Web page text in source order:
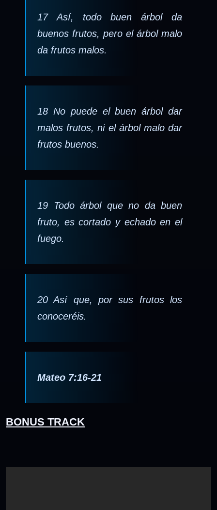
17 Así, todo buen árbol da
buenos frutos, pero el árbol malo
da frutos malos.
18 No puede el buen árbol dar
malos frutos, ni el árbol malo dar
frutos buenos.
19 Todo árbol que no da buen
fruto, es cortado y echado en el
fuego.
20 Así que, por sus frutos los
conoceréis.
Mateo 7:16-21
BONUS TRACK